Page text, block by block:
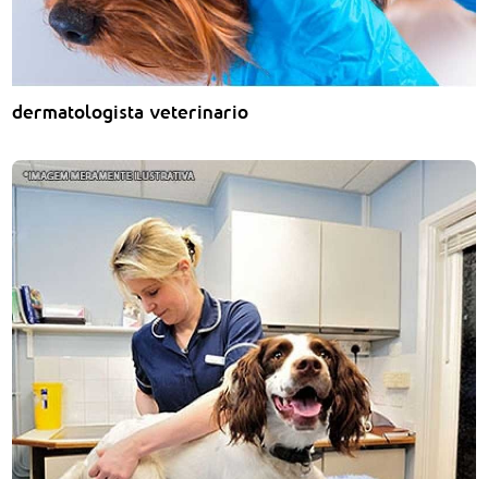
dermatologista veterinario